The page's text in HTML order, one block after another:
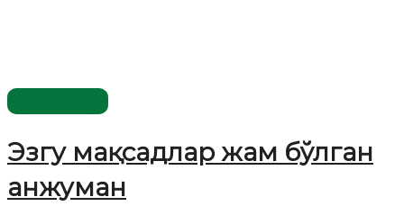
Эзгу мақсадлар жам бўлган
анжуман